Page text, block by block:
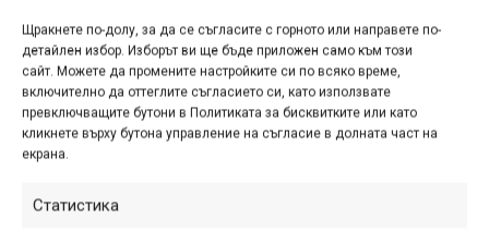
Щракнете по-долу, за да се съгласите с горното или направете по-
детайлен избор. Изборът ви ще бъде приложен само към този
сайт. Можете да промените настройките си по всяко време,
включително да оттеглите съгласието си, като използвате
превключващите бутони в Политиката за бисквитките или като
кликнете върху бутона управление на съгласие в долната част на
екрана.
Статистика
апр. 28, 2015 at 19:08. 354
Близо 400 бегачи и колоездачи
„атакуваха“ Чепън планина